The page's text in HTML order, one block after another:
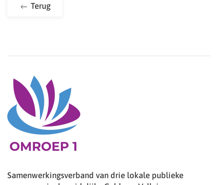
Terug
Samenwerkingsverband van drie lokale publieke